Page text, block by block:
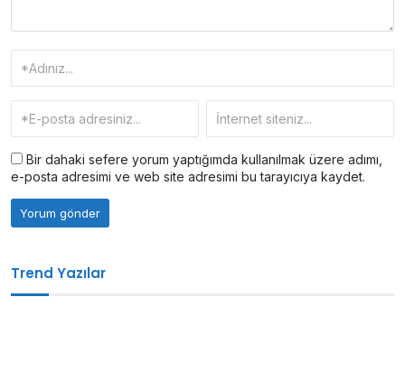
Bir dahaki sefere yorum yaptığımda kullanılmak üzere adımı,
e-posta adresimi ve web site adresimi bu tarayıcıya kaydet.
Trend Yazılar